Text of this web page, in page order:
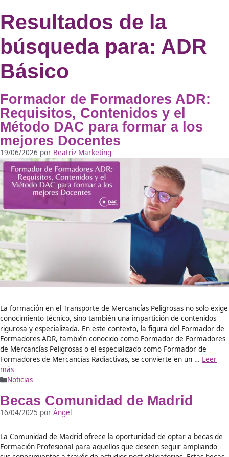
Guardar preferencias
Más Información
Política de cookies
Declaración de privacidad
Resultados de la
búsqueda para:
Básico
Formador de Formadores
Requisitos, Contenidos y el
Método DAC para formar a
mejores Docentes
19/06/2026 porBeatriz Marketing